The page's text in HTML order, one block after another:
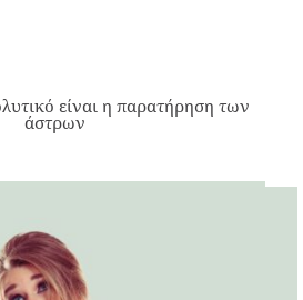
είναι η παρατήρηση των
άστρων